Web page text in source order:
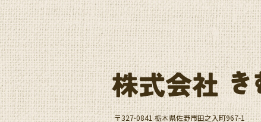
〒327-0841 栃木県佐野市田之入町967-1